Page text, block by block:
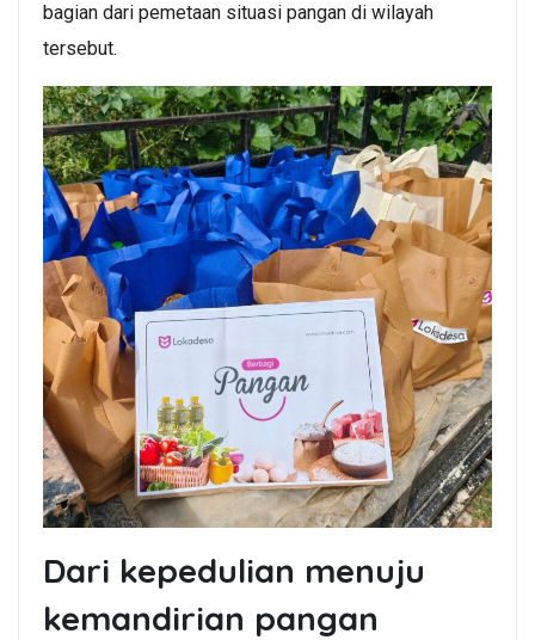
bagian dari pemetaan situasi pangan di wilayah
tersebut.
Dari kepedulian menuju
kemandirian pangan